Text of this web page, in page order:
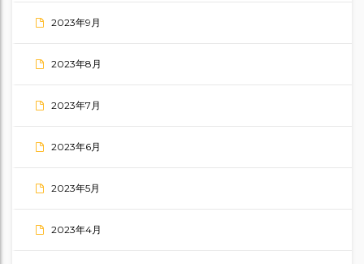
2023年9月
2023年8月
2023年7月
2023年6月
2023年5月
2023年4月